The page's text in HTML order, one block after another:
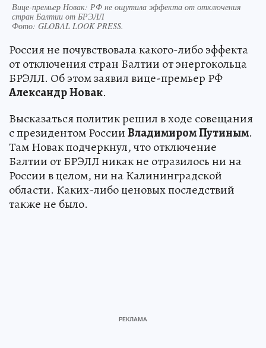
Вице-премьер Новак: РФ не ощутила эффекта от отключения
стран Балтии от БРЭЛЛ
Фото: GLOBAL LOOK PRESS.
Россия не почувствовала какого-либо эффекта
от отключения стран Балтии от энергокольца
БРЭЛЛ. Об этом заявил вице-премьер РФ
АлександрНовак.
Высказаться политик решил в ходе совещания
с президентом РоссииВладимиромПутиным.
Там Новак подчеркнул, что отключение
Балтии от БРЭЛЛ никак не отразилось ни на
России в целом, ни на Калининградской
области. Каких-либо ценовых последствий
также не было.